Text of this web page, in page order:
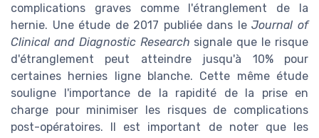
complications graves comme l'étranglement de la
hernie. Une étude de 2017 publiée dans leJournal of
Clinical and Diagnostic Research signale que le risque
d'étranglement peut atteindre jusqu'à 10% pour
certaines hernies ligne blanche. Cette même étude
souligne l'importance de la rapidité de la prise en
charge pour minimiser les risques de complications
post-opératoires. Il est important de noter que les